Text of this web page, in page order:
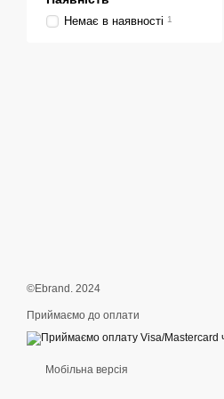
Немає в наявності 1
©Ebrand. 2024
Приймаємо до оплати
Мобільна версія